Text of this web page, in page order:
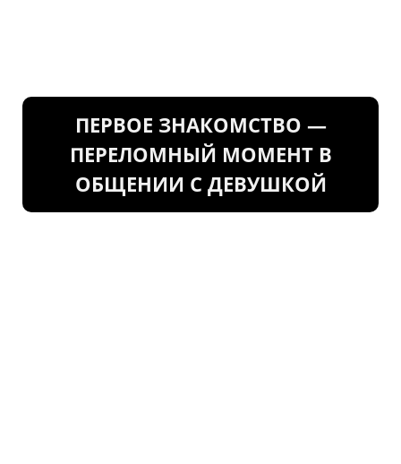
ПЕРВОЕ ЗНАКОМСТВО —
ПЕРЕЛОМНЫЙ МОМЕНТ В
ОБЩЕНИИ С ДЕВУШКОЙ